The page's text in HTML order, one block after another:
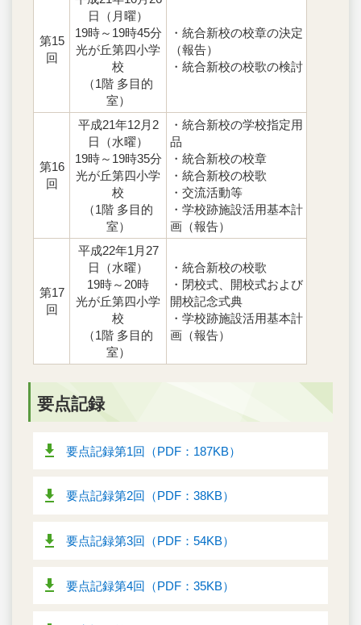
第15
回
日（月曜）
19時～19時45分
光が丘第四小学
校
（1階 多目的
室）
・統合新校の校章の決定
（報告）
・統合新校の校歌の検討
第16
回
平成21年12月2
日（水曜）
19時～19時35分
光が丘第四小学
校
（1階 多目的
室）
・統合新校の学校指定用
品
・統合新校の校章
・統合新校の校歌
・交流活動等
・学校跡施設活用基本計
画（報告）
第17
回
平成22年1月27
日（水曜）
19時～20時
光が丘第四小学
校
（1階 多目的
室）
・統合新校の校歌
・閉校式、開校式および
開校記念式典
・学校跡施設活用基本計
画（報告）
要点記録
要点記録第1回（PDF：187KB）
要点記録第2回（PDF：38KB）
要点記録第3回（PDF：54KB）
要点記録第4回（PDF：35KB）